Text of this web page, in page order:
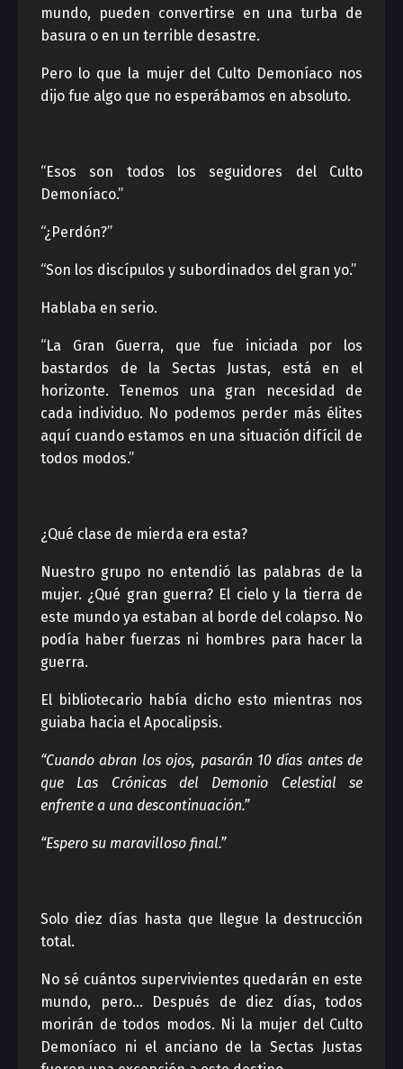
mundo, pueden convertirse en una turba de
basura o en un terrible desastre.
Pero lo que la mujer del Culto Demoníaco nos
dijo fue algo que no esperábamos en absoluto.
“Esos son todos los seguidores del Culto
Demoníaco.”
“¿Perdón?”
“Son los discípulos y subordinados del gran yo.”
Hablaba en serio.
“La Gran Guerra, que fue iniciada por los
bastardos de la Sectas Justas, está en el
horizonte. Tenemos una gran necesidad de
cada individuo. No podemos perder más élites
aquí cuando estamos en una situación difícil de
todos modos.”
¿Qué clase de mierda era esta?
Nuestro grupo no entendió las palabras de la
mujer. ¿Qué gran guerra? El cielo y la tierra de
este mundo ya estaban al borde del colapso. No
podía haber fuerzas ni hombres para hacer la
guerra.
El bibliotecario había dicho esto mientras nos
guiaba hacia el Apocalipsis.
“Cuando abran los ojos, pasarán 10 días antes de
que Las Crónicas del Demonio Celestial se
enfrente a una descontinuación.”
“Espero su maravilloso final.”
Solo diez días hasta que llegue la destrucción
total.
No sé cuántos supervivientes quedarán en este
mundo, pero… Después de diez días, todos
morirán de todos modos. Ni la mujer del Culto
Demoníaco ni el anciano de la Sectas Justas